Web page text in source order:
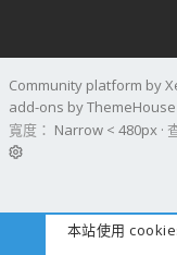
Community platform by
add-ons by ThemeHouse
寬度
本站使用